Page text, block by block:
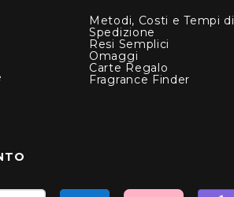
Metodi, Costi e Tempi di
Spedizione
Resi Semplici
Omaggi
Carte Regalo
Fragrance Finder